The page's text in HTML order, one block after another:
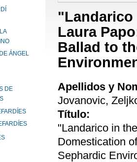
ÁNGEL
DE
"Landarico
Laura
Ballad to
Apellidos y
Jovanovic,
Título:
"Landarico in
Domestication
Sephardic